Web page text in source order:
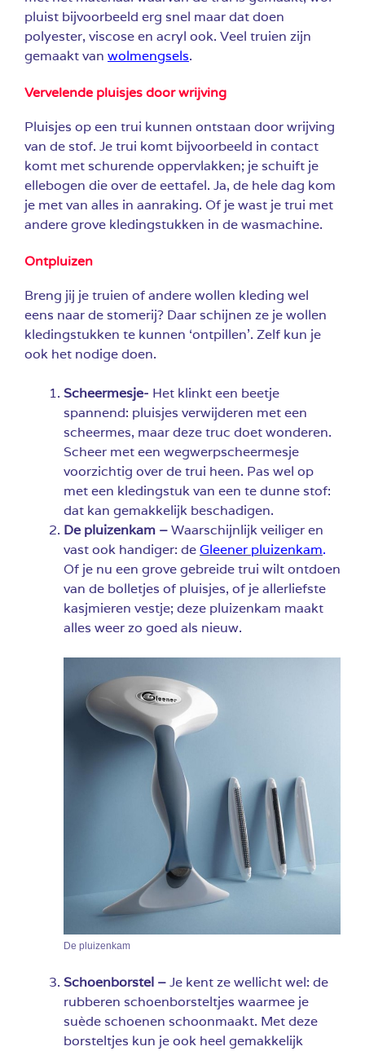
pluist bijvoorbeeld erg snel maar dat doen
polyester, viscose en acryl ook. Veel truien zijn
gemaakt van wolmengsels.
Vervelende pluisjes door wrijving
Pluisjes op een trui kunnen ontstaan door wrijving
van de stof. Je trui komt bijvoorbeeld in contact
komt met schurende oppervlakken; je schuift je
ellebogen die over de eettafel. Ja, de hele dag kom
je met van alles in aanraking. Of je wast je trui met
andere grove kledingstukken in de wasmachine.
Ontpluizen
Breng jij je truien of andere wollen kleding wel
eens naar de stomerij? Daar schijnen ze je wollen
kledingstukken te kunnen ‘ontpillen’. Zelf kun je
ook het nodige doen.
Scheermesje- Het klinkt een beetje
spannend: pluisjes verwijderen met een
scheermes, maar deze truc doet wonderen.
Scheer met een wegwerpscheermesje
voorzichtig over de trui heen. Pas wel op
met een kledingstuk van een te dunne stof:
dat kan gemakkelijk beschadigen.
De pluizenkam –Waarschijnlijk veiliger en
vast ook handiger: deGleener pluizenkam.
Of je nu een grove gebreide trui wilt ontdoen
van de bolletjes of pluisjes, of je allerliefste
kasjmieren vestje; deze pluizenkam maakt
alles weer zo goed als nieuw.
De pluizenkam
Schoenborstel –Je kent ze wellicht wel: de
rubberen schoenborsteltjes waarmee je
suède schoenen schoonmaakt. Met deze
borsteltjes kun je ook heel gemakkelijk